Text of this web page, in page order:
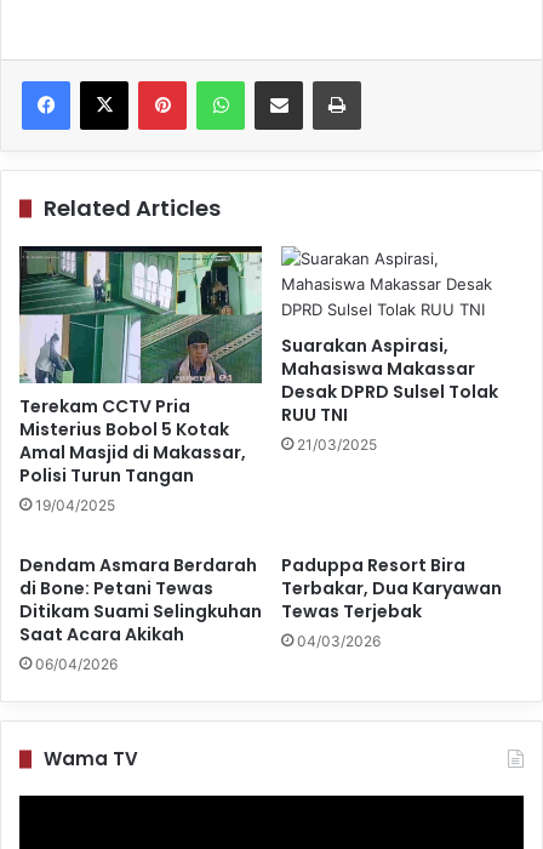
PinterestWhatsAppShare via Email Print
Related Articles
Terekam CCTV Pria
Misterius Bobol 5 Kotak
Amal Masjid di Makassar,
Polisi Turun Tangan
19/04/2025
Suarakan Aspirasi,
Mahasiswa Makassar
Desak DPRD Sulsel Tolak
RUU TNI
21/03/2025
Dendam Asmara Berdarah
di Bone: Petani Tewas
Ditikam Suami Selingkuhan
Saat Acara Akikah
06/04/2026
Paduppa Resort Bira
Terbakar, Dua Karyawan
Tewas Terjebak
04/03/2026
Wama TV